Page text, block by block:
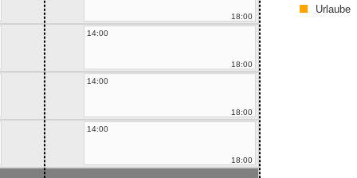
18:00
14:00
18:00
14:00
18:00
14:00
18:00
Urlaube